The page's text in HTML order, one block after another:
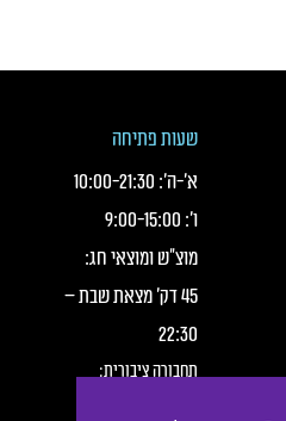
שעות פתיחה
א׳-ה׳:
10:00-21:30
ו׳:
9:00-15:00
מוצ"ש ומוצאי חג:
45 דק' מצאת שבת –
22:30
תחבורה ציבורית: